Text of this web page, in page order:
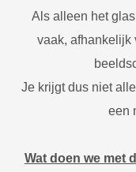
Als alleen het
vaak, afhankelijk
Je krijgt dus niet
een
Wat doen we met